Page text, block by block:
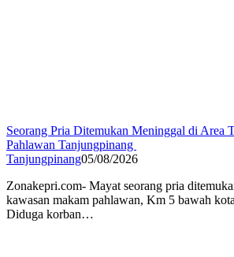
Seorang Pria Ditemukan Meninggal di Area
Pahlawan Tanjungpinang
Tanjungpinang05/08/2026
Zonakepri.com- ‎Mayat seorang pria
kawasan makam pahlawan, Km 5 bawah
Diduga korban…